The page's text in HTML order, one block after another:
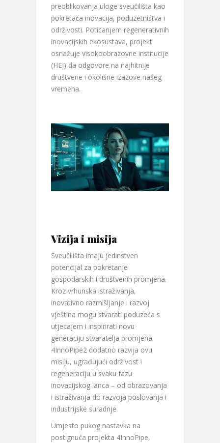
preoblikovanja uloge sveučilišta kao
pokretača inovacija, poduzetništva i
održivosti. Poticanjem regenerativnih
inovacijskih ekosustava, projekt
osnažuje visokoobrazovne institucije
(HEI) da odgovore na najhitnije
društvene i okolišne izazove našeg
vremena.
Vizija i misija
Sveučilišta imaju jedinstven
potencijal za pokretanje
gospodarskih i društvenih promjena.
Kroz vrhunska istraživanja,
inovativno razmišljanje i razvoj
vještina mogu stvarati poduzeća s
utjecajem i inspirirati novu
generaciju stvaratelja promjena.
4InnoPipe2 dodatno razvija ovu
misiju, ugrađujući održivost i
regeneraciju u svaku fazu
inovacijskog lanca – od obrazovanja
i istraživanja do razvoja poslovanja i
industrijske suradnje.
Umjesto pukog nastavka na
postignuća projekta 4InnoPipe,